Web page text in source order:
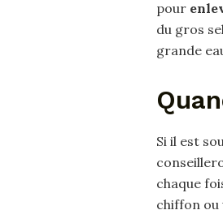
pour
du gros
grande
Si il est
chaque
chiffon ou